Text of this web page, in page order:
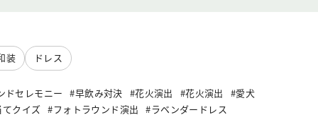
装 ドレス
ドセレモニー 早飲み対決 花火演出 花火演出
愛犬
てクイズ
フォトラウンド演出
ラベンダードレス